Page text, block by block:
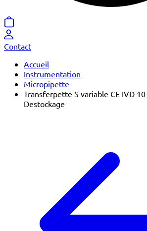
Contact
Accueil
Instrumentation
Micropipette
Transferpette S variable CE IVD
Destockage